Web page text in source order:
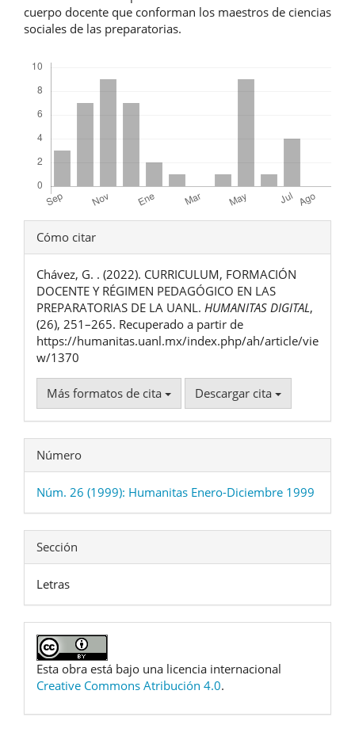
cuerpo docente que conforman los maestros de ciencias
sociales de las preparatorias.
Detalles
del
artículo
Cómo citar
Chávez, G. . (2022). CURRICULUM, FORMACIÓN
DOCENTE Y RÉGIMEN PEDAGÓGICO EN LAS
PREPARATORIAS DE LA UANL. HUMANITAS DIGITAL,
(26), 251–265. Recuperado a partir de
https://humanitas.uanl.mx/index.php/ah/article/vie
w/1370
Más formatos de cita Descargar cita
Número
Núm. 26 (1999): Humanitas Enero-Diciembre 1999
Sección
Letras
Esta obra está bajo una licencia internacional
Creative Commons Atribución 4.0.